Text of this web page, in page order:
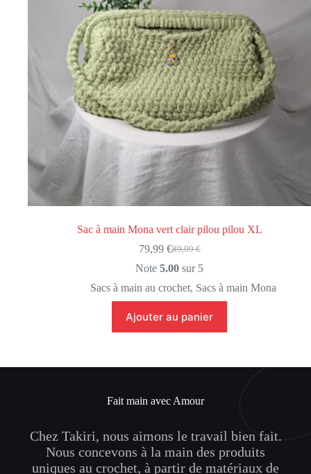
Sac à main Mona vert clair pilou pilou XL
89,99€
Le
prix
était :
89,99 €.
79,99 €Le
prix
est :
79,99 €.
Note 5.00 sur 5
Sacs à main au crochet, Sacs à main Mona
Ajouter au panier
Fait main avec Amour
Chez Takiri, nous aimons le travail bien fait.
Nous concevons à la main des produits
uniques au crochet, à partir de matériaux de